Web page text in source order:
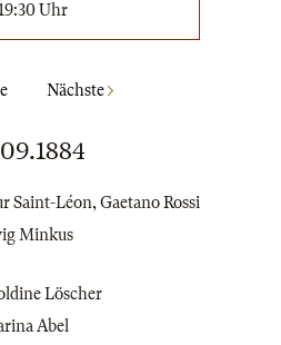
Uhr
Nächste
Saint-Léon, Gaetano Rossi
Minkus
Löscher
Abel